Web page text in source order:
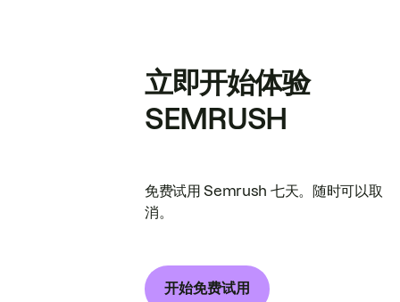
立即开始体验
SEMRUSH
免费试用 Semrush 七天。随时可以取
消。
开始免费试用